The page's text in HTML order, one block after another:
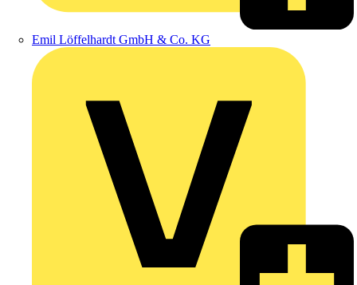
Emil Löffelhardt GmbH & Co. KG